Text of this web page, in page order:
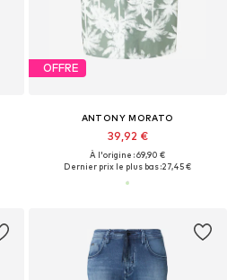
OFFRE
ANTONY MORATO
39,92 €
À l'origine : 69,90 €
Dernier prix le plus bas :27,45 €